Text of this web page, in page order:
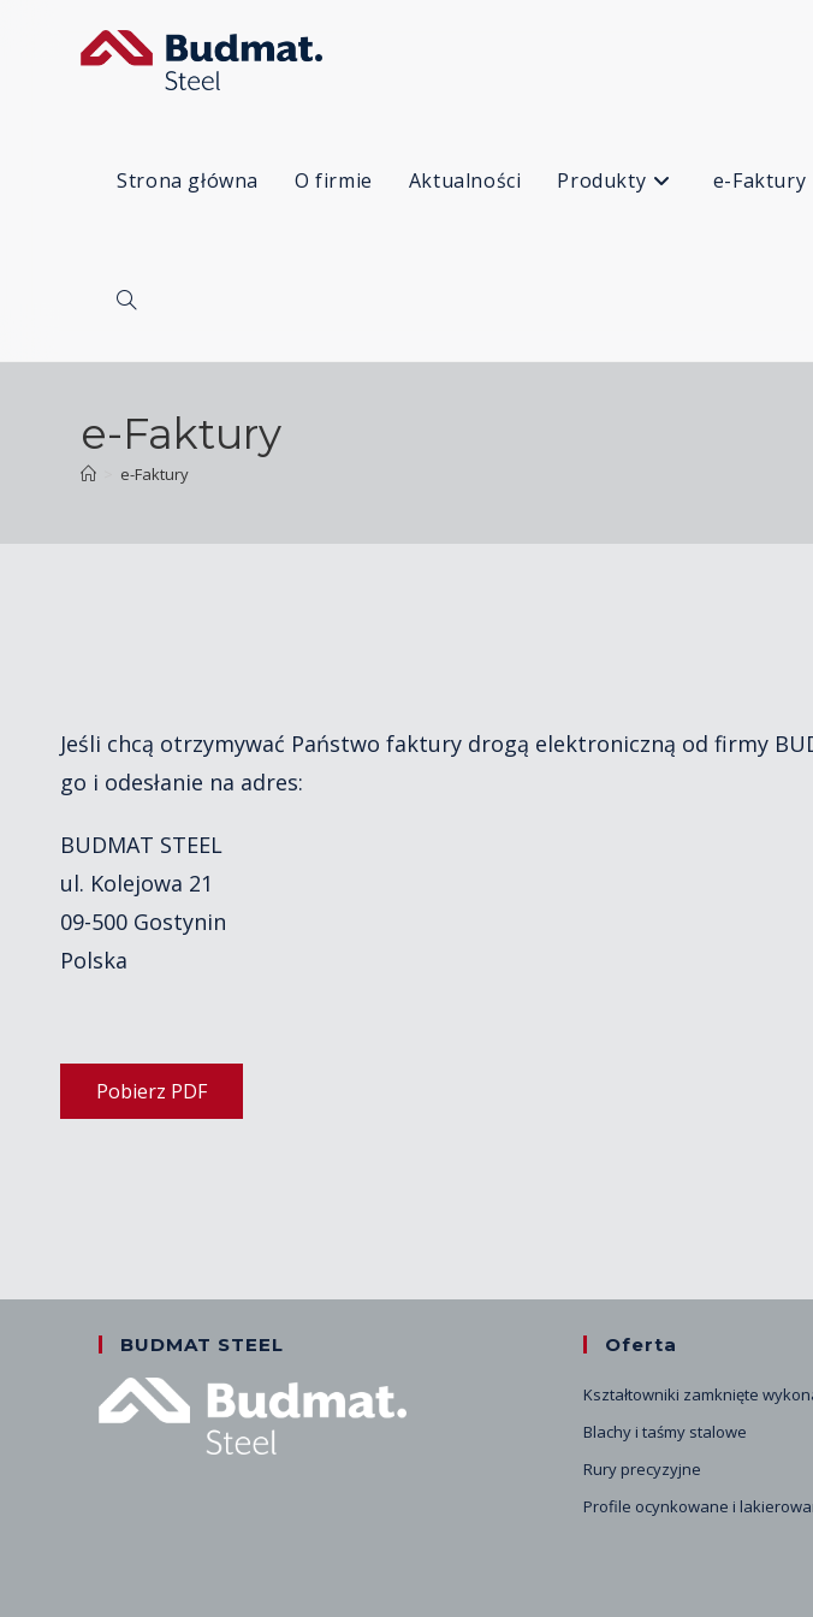
Strona główna O firmie Aktualności Produkty e-Faktury
e-Faktury
e-Faktury
Jeśli chcą otrzymywać Państwo faktury drogą elektroniczną od firmy
go i odesłanie na adres:
BUDMAT STEEL
ul. Kolejowa 21
09-500 Gostynin
Polska
Pobierz PDF
BUDMAT STEEL Oferta
Kształtowniki zamknięte
Blachy i taśmy stalowe
Rury precyzyjne
Profile ocynkowane i